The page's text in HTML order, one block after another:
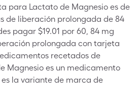
para Lactato de Magnesio es de
de liberación prolongada de 84
pagar $19.01 por 60, 84 mg
prolongada con tarjeta
recetados de
Magnesio es un medicamento
la variante de marca de